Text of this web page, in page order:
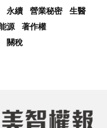
永續 營業秘密
生醫
源
著作權
關稅